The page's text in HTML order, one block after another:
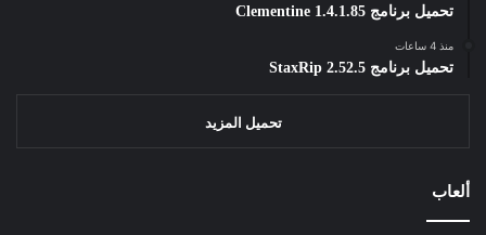
تحميل برنامج Clementine 1.4.1.85
منذ 4 ساعات
تحميل برنامج StaxRip 2.52.5
تحميل المزيد
ألعاب